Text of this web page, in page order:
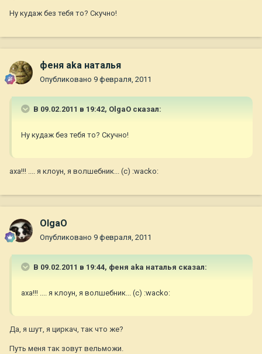
Ну кудаж без тебя то? Скучно!
феня aka наталья
Опубликовано 9 февраля, 2011
В 09.02.2011 в 19:42, OlgaO сказал:
Ну кудаж без тебя то? Скучно!
аха!!! .... я клоун, я волшебник... (с) :wacko:
OlgaO
Опубликовано 9 февраля, 2011
В 09.02.2011 в 19:44, феня aka наталья сказал:
аха!!! .... я клоун, я волшебник... (с) :wacko:
Да, я шут, я циркач, так что же?
Путь меня так зовут вельможи.